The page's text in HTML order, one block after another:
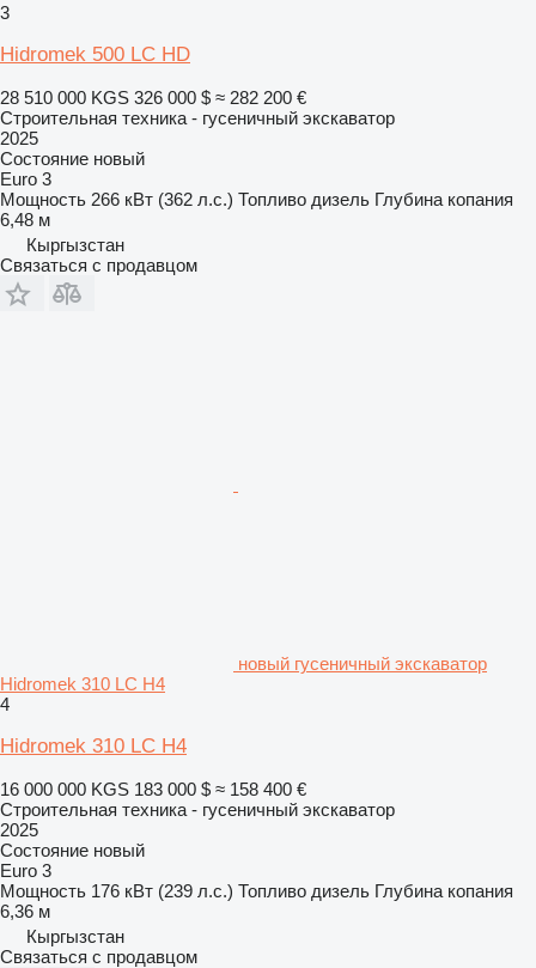
3
Hidromek 500 LC HD
28 510 000 KGS 326 000 $ ≈ 282 200 €
Строительная техника - гусеничный экскаватор
2025
Состояние новый
Euro 3
Мощность 266 кВт (362 л.с.) Топливо дизель Глубина копания
6,48 м
Кыргызстан
Связаться с продавцом
новый гусеничный экскаватор
Hidromek 310 LC H4
4
Hidromek 310 LC H4
16 000 000 KGS 183 000 $ ≈ 158 400 €
Строительная техника - гусеничный экскаватор
2025
Состояние новый
Euro 3
Мощность 176 кВт (239 л.с.) Топливо дизель Глубина копания
6,36 м
Кыргызстан
Связаться с продавцом